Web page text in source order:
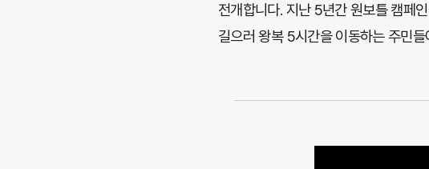
전개합니다. 지난 5년간 원보틀 캠페
길으러 왕복 5시간을 이동하는 주민